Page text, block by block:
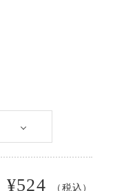
¥524 （税込）